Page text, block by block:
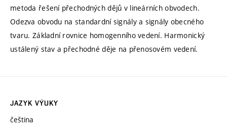
metoda řešení přechodných dějů v lineárních obvodech.
Odezva obvodu na standardní signály a signály obecného
tvaru. Základní rovnice homogenního vedení. Harmonický
ustálený stav a přechodné děje na přenosovém vedení.
JAZYK VÝUKY
čeština